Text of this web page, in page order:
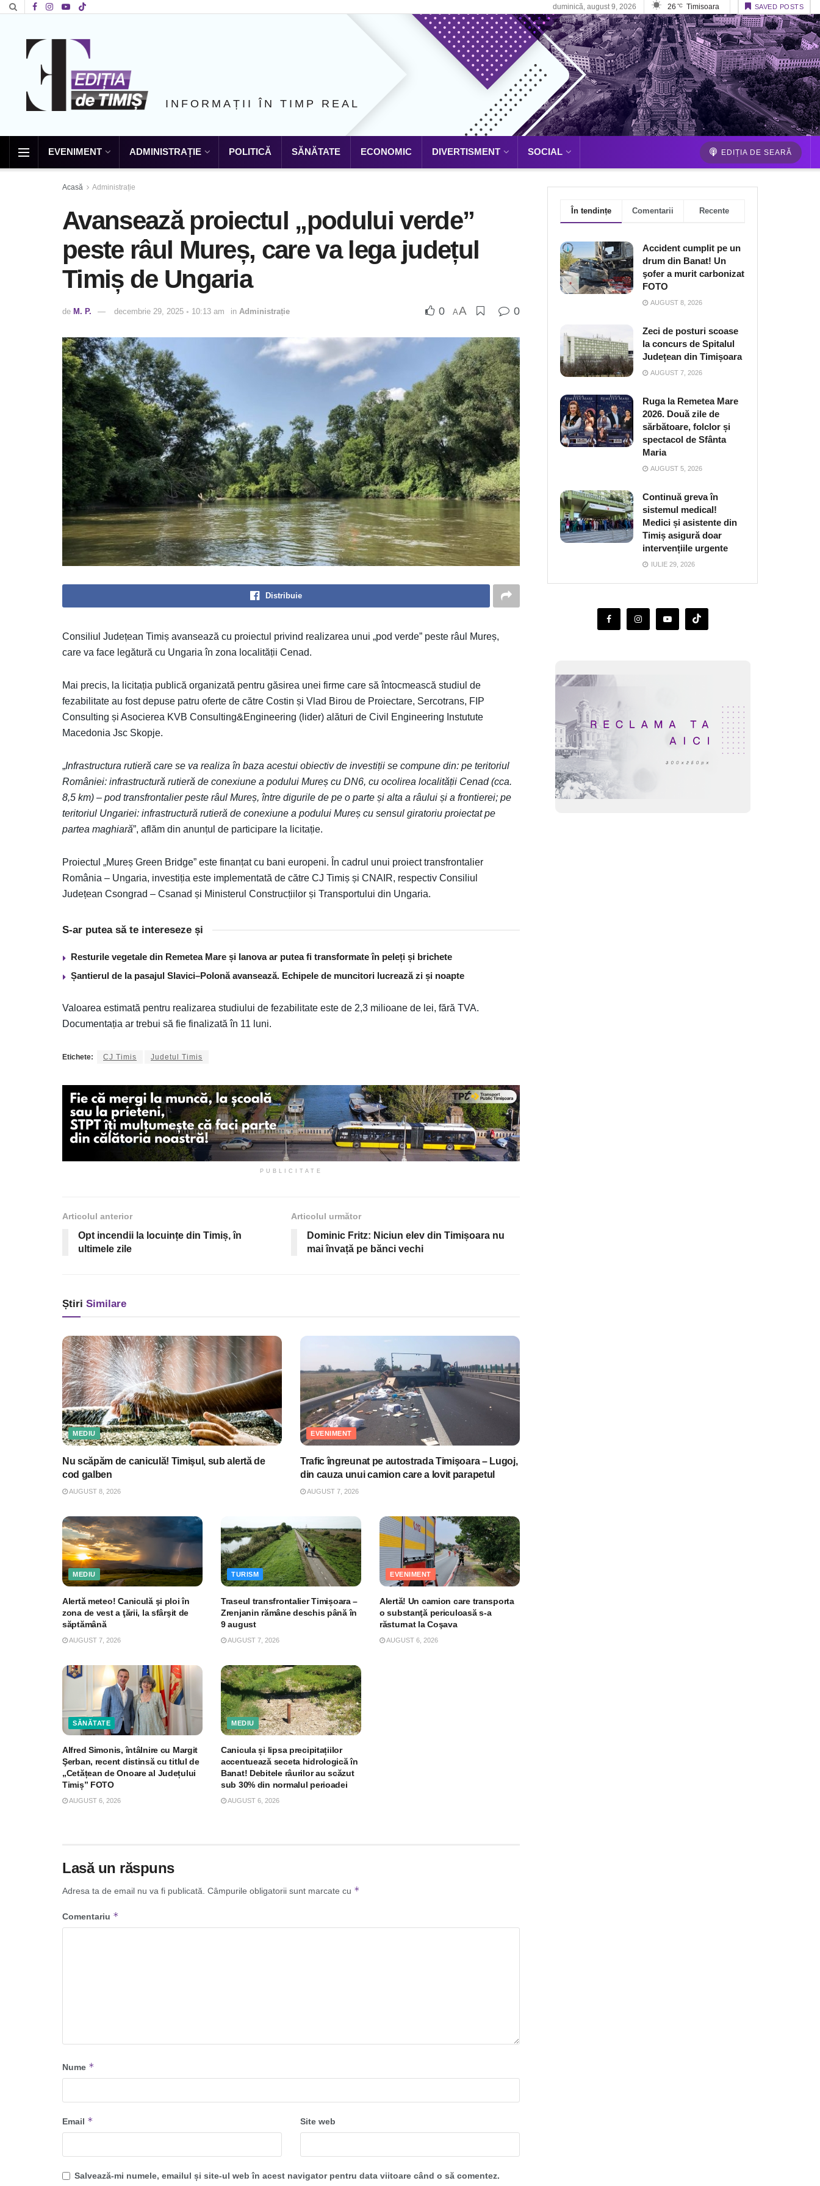
duminică, august 9, 2026 26 °C Timisoara SAVED POSTS
INFORMAȚII ÎN TIMP REAL
EVENIMENT ADMINISTRAȚIE POLITICĂ SĂNĂTATE ECONOMIC DIVERTISMENT SOCIAL EDIȚIA DE SEARĂ
Acasă Administrație
Avansează proiectul „podului verde”
peste râul Mureș, care va lega județul
Timiș de Ungaria
de M. P. decembrie 29, 2025 ◦ 10:13 am in Administrație 0 AA 0
Distribuie
Consiliul Județean Timiș avansează cu proiectul privind realizarea unui „pod verde” peste râul Mureș,
care va face legătură cu Ungaria în zona localității Cenad.
Mai precis, la licitația publică organizată pentru găsirea unei firme care să întocmească studiul de
fezabilitate au fost depuse patru oferte de către Costin și Vlad Birou de Proiectare, Sercotrans, FIP
Consulting și Asocierea KVB Consulting&Engineering (lider) alături de Civil Engineering Instutute
Macedonia Jsc Skopje.
„Infrastructura rutieră care se va realiza în baza acestui obiectiv de investiții se compune din: pe teritoriul
României: infrastructură rutieră de conexiune a podului Mureș cu DN6, cu ocolirea localității Cenad (cca.
8,5 km) – pod transfrontalier peste râul Mureș, între digurile de pe o parte și alta a râului și a frontierei; pe
teritoriul Ungariei: infrastructură rutieră de conexiune a podului Mureș cu sensul giratoriu proiectat pe
partea maghiară”, aflăm din anunțul de participare la licitație.
Proiectul „Mureș Green Bridge” este finanțat cu bani europeni. În cadrul unui proiect transfrontalier
România – Ungaria, investiția este implementată de către CJ Timiș și CNAIR, respectiv Consiliul
Județean Csongrad – Csanad și Ministerul Construcțiilor și Transportului din Ungaria.
S-ar putea să te intereseze și
Resturile vegetale din Remetea Mare și Ianova ar putea fi transformate în peleți și brichete
Șantierul de la pasajul Slavici–Polonă avansează. Echipele de muncitori lucrează zi și noapte
Valoarea estimată pentru realizarea studiului de fezabilitate este de 2,3 milioane de lei, fără TVA.
Documentația ar trebui să fie finalizată în 11 luni.
Etichete: CJ Timis Judetul Timis
PUBLICITATE
Articolul anterior
Opt incendii la locuințe din Timiș, în
ultimele zile
Articolul următor
Dominic Fritz: Niciun elev din Timișoara nu
mai învață pe bănci vechi
Știri Similare
MEDIU
Nu scăpăm de caniculă! Timişul, sub alertă de
cod galben
AUGUST 8, 2026
EVENIMENT
Trafic îngreunat pe autostrada Timişoara – Lugoj,
din cauza unui camion care a lovit parapetul
AUGUST 7, 2026
MEDIU
Alertă meteo! Caniculă şi ploi în
zona de vest a ţării, la sfârşit de
săptămână
AUGUST 7, 2026
TURISM
Traseul transfrontalier Timișoara –
Zrenjanin rămâne deschis până în
9 august
AUGUST 7, 2026
EVENIMENT
Alertă! Un camion care transporta
o substanţă periculoasă s-a
răsturnat la Coşava
AUGUST 6, 2026
SĂNĂTATE
Alfred Simonis, întâlnire cu Margit
Şerban, recent distinsă cu titlul de
„Cetățean de Onoare al Județului
Timiș” FOTO
AUGUST 6, 2026
MEDIU
Canicula și lipsa precipitațiilor
accentuează seceta hidrologică în
Banat! Debitele râurilor au scăzut
sub 30% din normalul perioadei
AUGUST 6, 2026
Lasă un răspuns
Adresa ta de email nu va fi publicată. Câmpurile obligatorii sunt marcate cu *
Comentariu *
Nume *
Email * Site web
Salvează-mi numele, emailul și site-ul web în acest navigator pentru data viitoare când o să comentez.
În tendințe Comentarii Recente
Accident cumplit pe un
drum din Banat! Un
şofer a murit carbonizat
FOTO
AUGUST 8, 2026
Zeci de posturi scoase
la concurs de Spitalul
Județean din Timișoara
AUGUST 7, 2026
Ruga la Remetea Mare
2026. Două zile de
sărbătoare, folclor și
spectacol de Sfânta
Maria
AUGUST 5, 2026
Continuă greva în
sistemul medical!
Medici și asistente din
Timiș asigură doar
intervențiile urgente
IULIE 29, 2026